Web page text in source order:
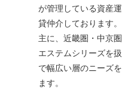
が管理している資産
貸仲介しております。
主に、近畿圏・中京
エステムシリーズを
で幅広い層のニーズ
ます。